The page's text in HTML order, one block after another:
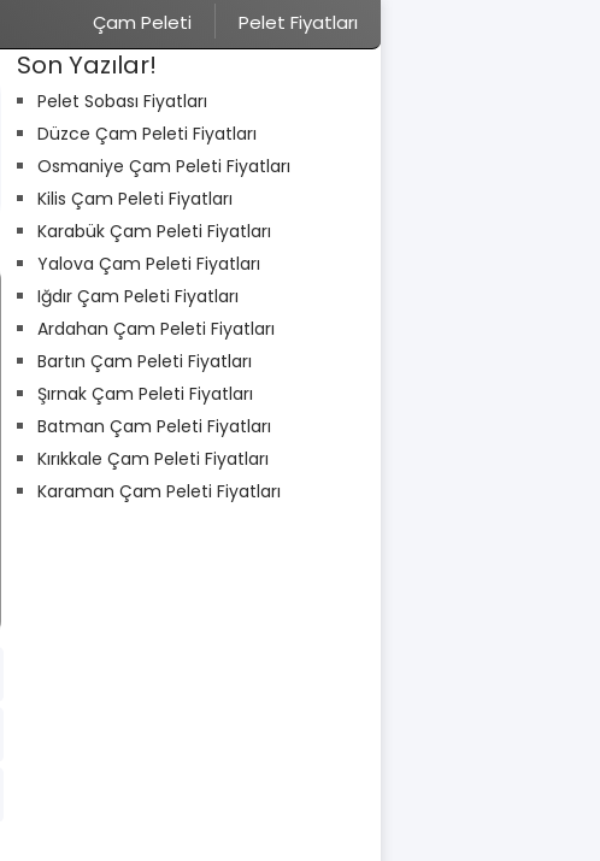
Çam Peleti Pelet Fiyatları
Son Yazılar!
Pelet Sobası Fiyatları
Düzce Çam Peleti Fiyatları
Osmaniye Çam Peleti Fiyatları
Kilis Çam Peleti Fiyatları
Karabük Çam Peleti Fiyatları
Yalova Çam Peleti Fiyatları
Iğdır Çam Peleti Fiyatları
Ardahan Çam Peleti Fiyatları
Bartın Çam Peleti Fiyatları
Şırnak Çam Peleti Fiyatları
Batman Çam Peleti Fiyatları
Kırıkkale Çam Peleti Fiyatları
Karaman Çam Peleti Fiyatları